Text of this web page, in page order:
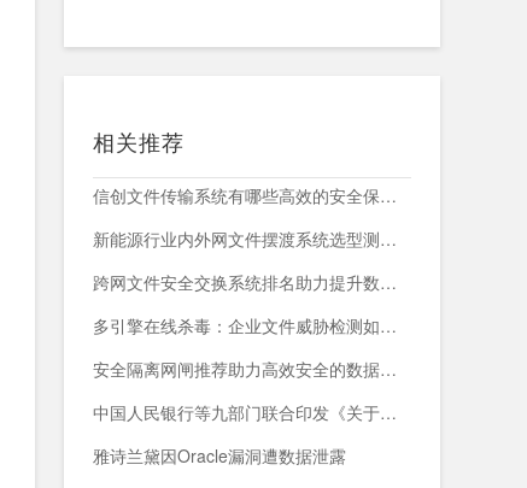
相关推荐
信创文件传输系统有哪些高效的安全保障措施？
新能源行业内外网文件摆渡系统选型测评，附头部企业跨网部署案例
跨网文件安全交换系统排名助力提升数据传输安全与效率
多引擎在线杀毒：企业文件威胁检测如何减少漏报与误报？
安全隔离网闸推荐助力高效安全的数据交换与网络防护
中国人民银行等九部门联合印发《关于加强科技金融领域数据开发利用的通知》
雅诗兰黛因Oracle漏洞遭数据泄露